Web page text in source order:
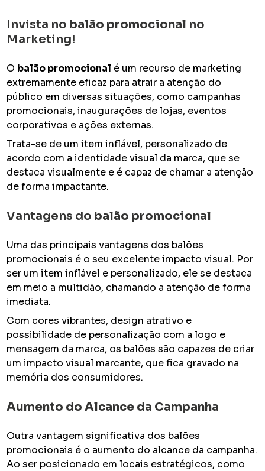
Invista no balão promocional no
Marketing!
O balão promocional é um recurso de marketing
extremamente eficaz para atrair a atenção do
público em diversas situações, como campanhas
promocionais, inaugurações de lojas, eventos
corporativos e ações externas.
Trata-se de um item inflável, personalizado de
acordo com a identidade visual da marca, que se
destaca visualmente e é capaz de chamar a atenção
de forma impactante.
Vantagens do balão promocional
Uma das principais vantagens dos balões
promocionais é o seu excelente impacto visual. Por
ser um item inflável e personalizado, ele se destaca
em meio a multidão, chamando a atenção de forma
imediata.
Com cores vibrantes, design atrativo e
possibilidade de personalização com a logo e
mensagem da marca, os balões são capazes de criar
um impacto visual marcante, que fica gravado na
memória dos consumidores.
Aumento do Alcance da Campanha
Outra vantagem significativa dos balões
promocionais é o aumento do alcance da campanha.
Ao ser posicionado em locais estratégicos, como